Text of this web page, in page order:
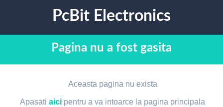
PcBit Electronics
Pagina nu a fost gasita
Aceasta pagina nu exista
Apasatiaici pentru a va intoarce la pagina principala